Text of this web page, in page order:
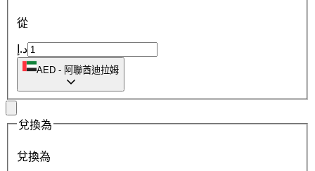
從
د.إ
AED - 阿聯酋迪拉姆
兌換為
兌換為